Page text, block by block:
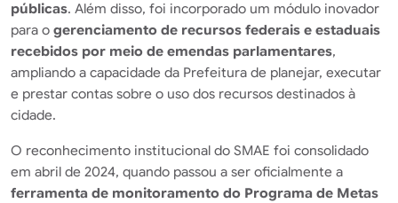
públicas. Além disso, foi incorporado um módulo inovador
para o gerenciamento de recursos federais e estaduais
recebidos por meio de emendas parlamentares,
ampliando a capacidade da Prefeitura de planejar, executar
e prestar contas sobre o uso dos recursos destinados à
cidade.
O reconhecimento institucional do SMAE foi consolidado
em abril de 2024, quando passou a ser oficialmente a
ferramenta de monitoramento do Programa de Metas